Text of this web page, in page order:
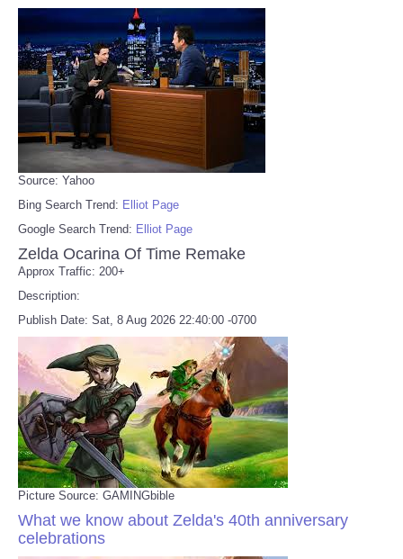
Source: Yahoo
Bing Search Trend: Elliot Page
Google Search Trend: Elliot Page
Zelda Ocarina Of Time Remake
Approx Traffic: 200+
Description:
Publish Date: Sat, 8 Aug 2026 22:40:00 -0700
Picture Source: GAMINGbible
What we know about Zelda's 40th anniversary
celebrations